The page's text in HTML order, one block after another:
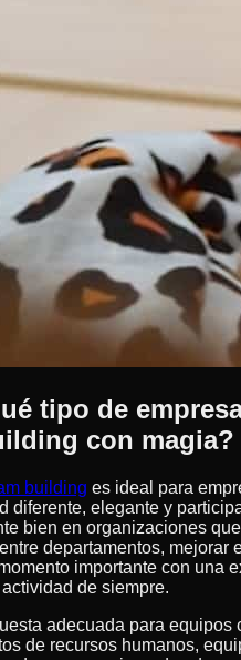
tipo de
con magia?
building es ideal para
diferente, elegante y
bien en organizaciones
departamentos, mejorar
importante con una
de siempre.
adecuada para equipos
de recursos humanos,